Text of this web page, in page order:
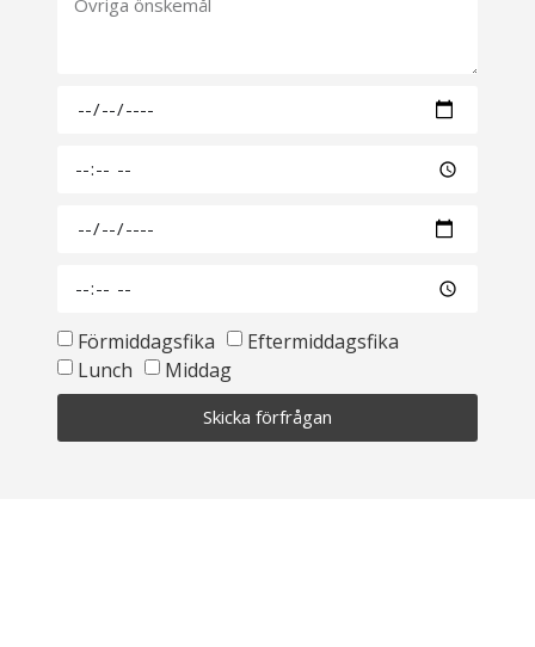
Förmiddagsfika
Eftermiddagsfika
Lunch
Middag
Skicka förfrågan